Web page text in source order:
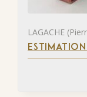
LAGACHE